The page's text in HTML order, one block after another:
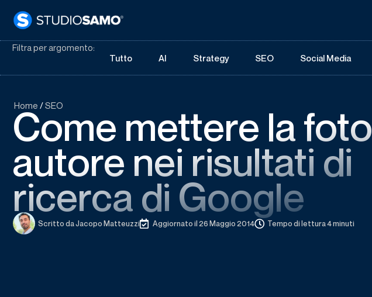
Filtra per argomento:
Tutto
AI Strategy SEO Social Media
Home /SEO
Come mettere la foto
autore nei risultati di
ricerca di Google
Scritto daJacopo Matteuzzi Aggiornato il 26 Maggio 2014 Tempo di lettura 4 minuti